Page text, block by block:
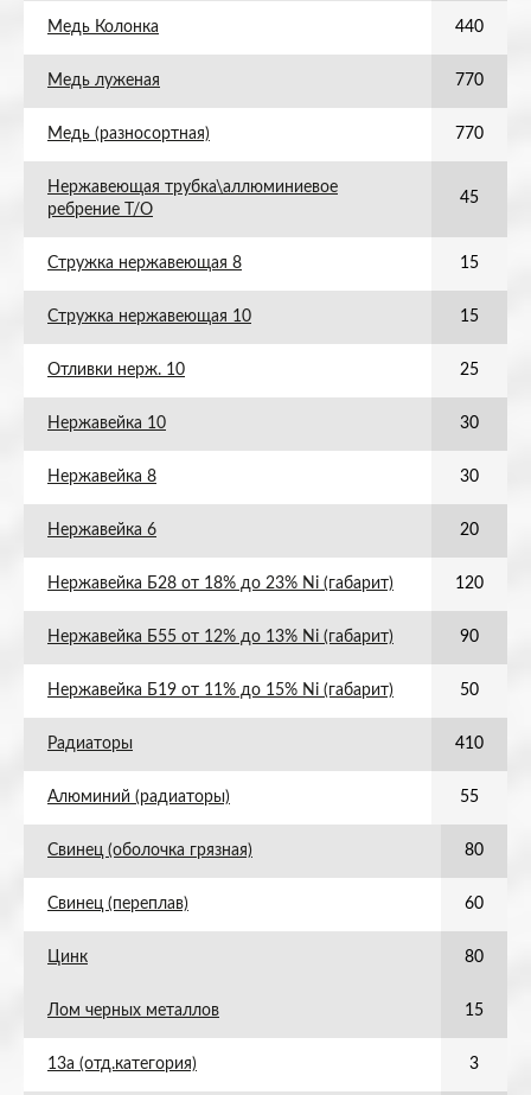
Медь Колонка 440
Медь луженая 770
Медь (разносортная) 770
Нержавеющая трубка\аллюминиевое
ребрение Т/О
45
Стружка нержавеющая 8 15
Стружка нержавеющая 10 15
Отливки нерж. 10 25
Нержавейка 10 30
Нержавейка 8 30
Нержавейка 6 20
Нержавейка Б28 от 18% до 23% Ni (габарит) 120
Нержавейка Б55 от 12% до 13% Ni (габарит) 90
Нержавейка Б19 от 11% до 15% Ni (габарит) 50
Радиаторы 410
Алюминий (радиаторы) 55
Свинец (оболочка грязная) 80
Свинец (переплав) 60
Цинк 80
Лом черных металлов 15
13а (отд.категория) 3